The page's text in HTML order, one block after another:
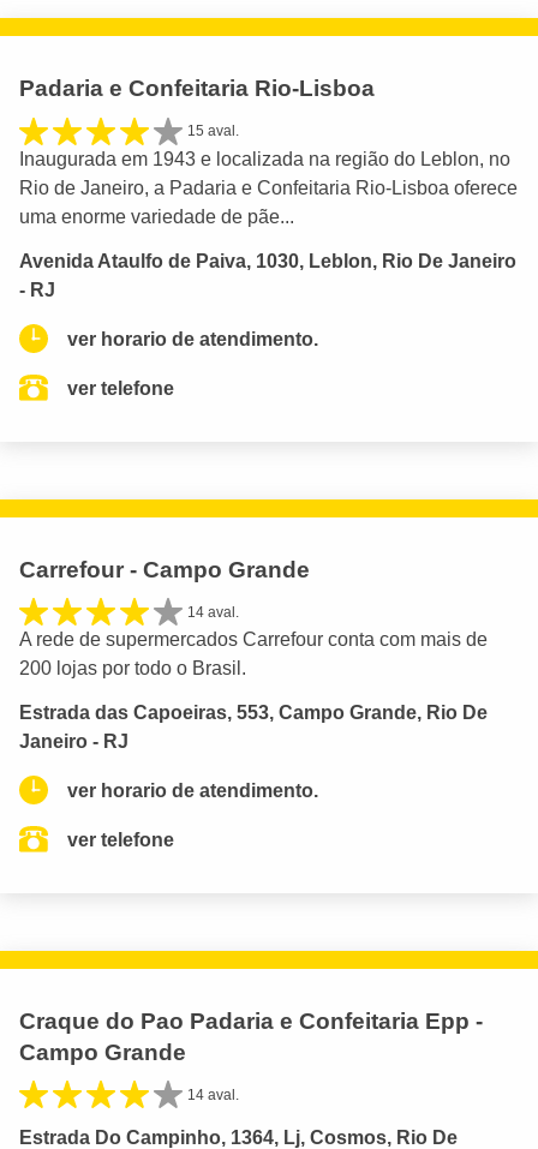
Padaria e Confeitaria Rio-Lisboa
15 aval.
Inaugurada em 1943 e localizada na região do Leblon, no
Rio de Janeiro, a Padaria e Confeitaria Rio-Lisboa oferece
uma enorme variedade de pãe...
Avenida Ataulfo de Paiva, 1030, Leblon, Rio De Janeiro
- RJ
ver horario de atendimento.
ver telefone
Carrefour - Campo Grande
14 aval.
A rede de supermercados Carrefour conta com mais de
200 lojas por todo o Brasil.
Estrada das Capoeiras, 553, Campo Grande, Rio De
Janeiro - RJ
ver horario de atendimento.
ver telefone
Craque do Pao Padaria e Confeitaria Epp -
Campo Grande
14 aval.
Estrada Do Campinho, 1364, Lj, Cosmos, Rio De